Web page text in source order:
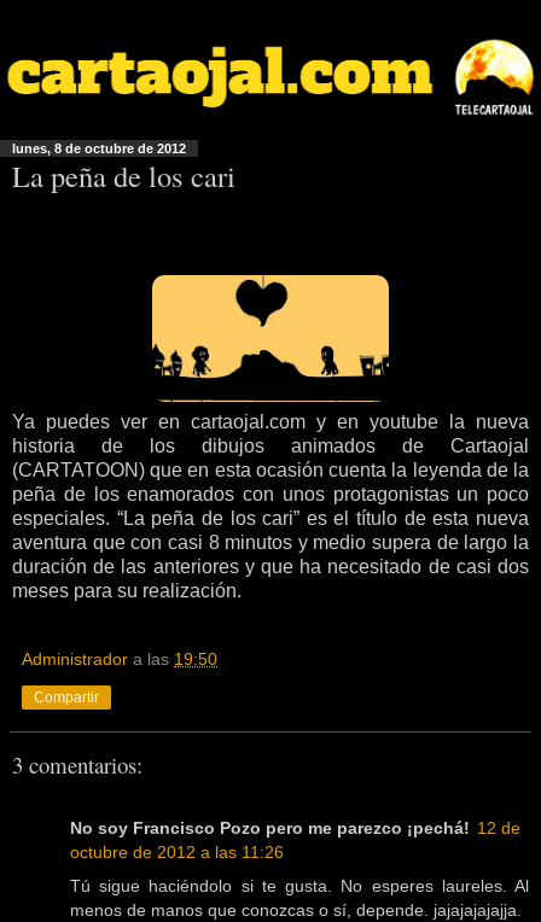
lunes, 8 de octubre de 2012
La peña de los cari
Ya puedes ver en cartaojal.com y en youtube la nueva
historia de los dibujos animados de Cartaojal
(CARTATOON) que en esta ocasión cuenta la leyenda de la
peña de los enamorados con unos protagonistas un poco
especiales. “La peña de los cari” es el título de esta nueva
aventura que con casi 8 minutos y medio supera de largo la
duración de las anteriores y que ha necesitado de casi dos
meses para su realización.
Administrador a las 19:50
Compartir
3 comentarios:
No soy Francisco Pozo pero me parezco ¡pechá! 12 de
octubre de 2012 a las 11:26
Tú sigue haciéndolo si te gusta. No esperes laureles. Al
menos de manos que conozcas o sí, depende. jajajajajajja.